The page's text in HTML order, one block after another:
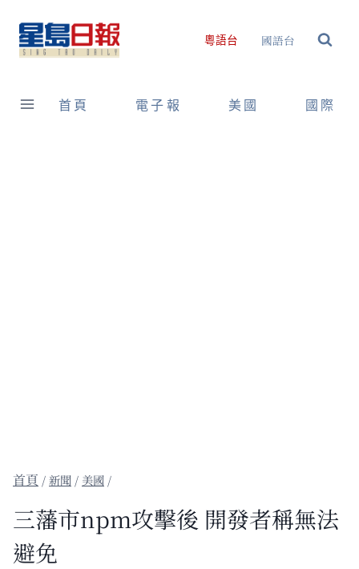
content
粵語台 國語台
首頁 電子報 美國 國際
/新聞 / 美國 /
三藩市npm攻擊後 開發者稱無法
避免